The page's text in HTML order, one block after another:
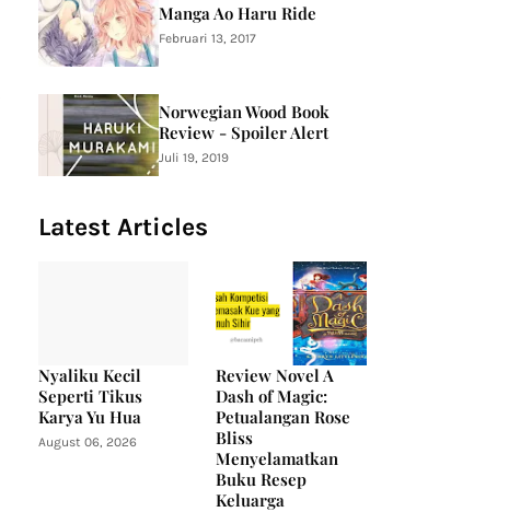
Manga Ao Haru Ride
Februari 13, 2017
Norwegian Wood Book
Review - Spoiler Alert
Juli 19, 2019
Latest Articles
Nyaliku Kecil
Seperti Tikus
Karya Yu Hua
August 06, 2026
Review Novel A
Dash of Magic:
Petualangan Rose
Bliss
Menyelamatkan
Buku Resep
Keluarga